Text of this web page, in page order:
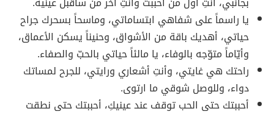
يا راسماً على شفاهي ابتساماتي، وماسحاً بسحرك جراح
حياتي، أهديك باقة من الأشواق، وحنيناً يسكن الأعماق،
وأيّاماً متوّجه بالوفاء، يا مالئاً حياتي بالحبّ والصفاء.
راحتك هي غايتي، وأنتِ أشعاري ورايتي، للجرح لمساتك
دواء، وللوصل شوقي ما ارتوى.
أحببتك حتى الحب توقف عند عينيكِ، أحببتك حتى نطقت